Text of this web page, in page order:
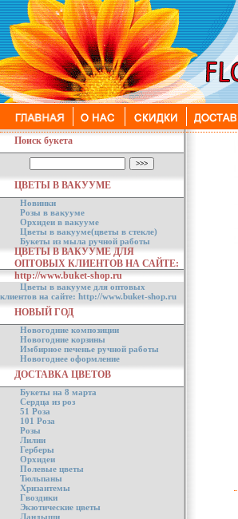
Поиск букета
ЦВЕТЫ В ВАКУУМЕ
Новинки
Розы в вакууме
Орхидеи в вакууме
Цветы в вакууме(цветы в стекле)
Букеты из мыла ручной работы
ЦВЕТЫ В ВАКУУМЕ ДЛЯ
ОПТОВЫХ КЛИЕНТОВ НА САЙТЕ:
http://www.buket-shop.ru
Цветы в вакууме для оптовых
клиентов на сайте: http://www.buket-shop.ru
НОВЫЙ ГОД
Новогодние композиции
Новогодние корзины
Имбирное печенье ручной работы
Новогоднее оформление
ДОСТАВКА ЦВЕТОВ
Букеты на 8 марта
Сердца из роз
51 Роза
101 Роза
Розы
Лилии
Герберы
Орхидеи
Полевые цветы
Тюльпаны
Хризантемы
Гвоздики
Экзотические цветы
Ландыши